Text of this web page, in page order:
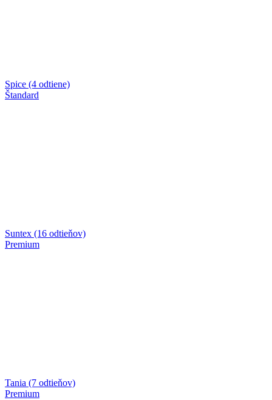
Spice (4 odtiene)
Štandard
Suntex (16 odtieňov)
Premium
Tania (7 odtieňov)
Premium